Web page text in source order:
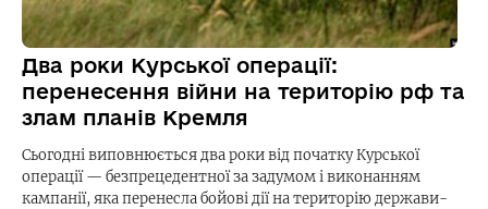
Два роки Курської операції:
перенесення війни на територію рф та
злам планів Кремля
Сьогодні виповнюється два роки від початку Курської
операції — безпрецедентної за задумом і виконанням
кампанії, яка перенесла бойові дії на територію держави-